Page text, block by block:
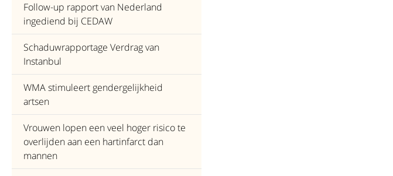
Follow-up rapport van Nederland
ingediend bij CEDAW
Schaduwrapportage Verdrag van
Instanbul
WMA stimuleert gendergelijkheid
artsen
Vrouwen lopen een veel hoger risico te
overlijden aan een hartinfarct dan
mannen